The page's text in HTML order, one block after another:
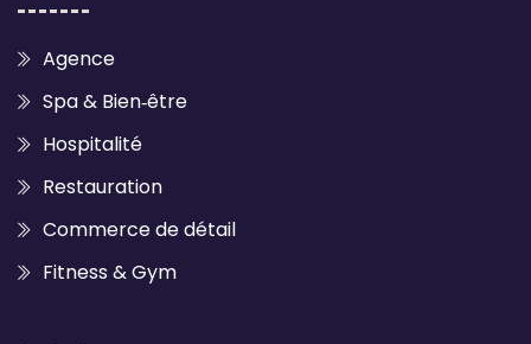
Agence
Spa & Bien‑être
Hospitalité
Restauration
Commerce de détail
Fitness & Gym